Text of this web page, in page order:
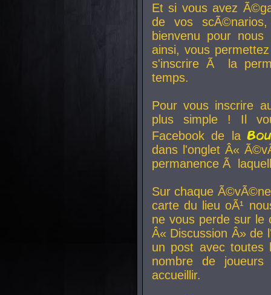
Et si vous avez
de vos
bienvenu pour
ainsi, vous
s'inscrire Ã la
temps.
Pour vous inscrire
plus simple ! Il
Facebook de la
dans l'onglet Â«
permanence Ã
Sur chaque
carte du lieu oÃ¹
ne vous perde sur le
Â« Discussion Â» de
un post avec toutes
nombre de
accueillir.